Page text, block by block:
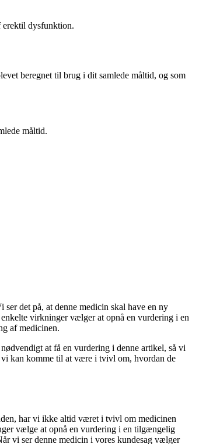
erektil dysfunktion.
beregnet til brug i dit samlede måltid, og som
måltid.
det på, at denne medicin skal have en ny
virkninger vælger at opnå en vurdering i en
af medicinen.
at få en vurdering i denne artikel, så vi
kan komme til at være i tvivl om, hvordan de
har vi ikke altid været i tvivl om medicinen
vælge at opnå en vurdering i en tilgængelig
vi ser denne medicin i vores kundesag vælger